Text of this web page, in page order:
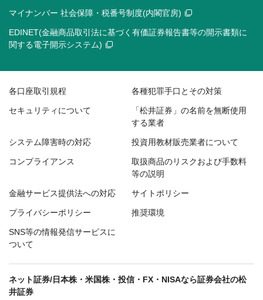
マイナンバー 社会保障・税番号制度(内閣官房)
EDINET(金融商品取引法に基づく有価証券報告書等の開示書類に
関する電子開示システム)
各口座取引規程 各種犯罪手口とその対策
セキュリティについて
「松井証券」の名前を無断使用
する業者
システム障害時の対応 投資用教材販売業者について
コンプライアンス
取扱商品のリスクおよび手数料
等の説明
金融サービス提供法への対応 サイトポリシー
プライバシーポリシー 推奨環境
SNS等の情報発信サービスに
ついて
ネット証券/日本株・米国株・投信・FX・NISAなら証券会社の松
井証券